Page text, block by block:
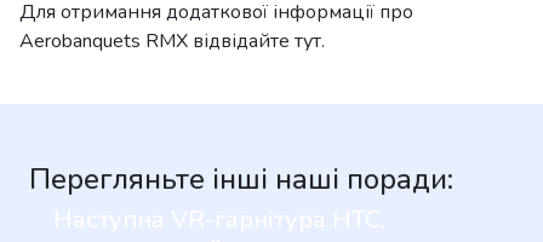
Для отримання додаткової інформації про
Aerobanquets RMX відвідайте тут.
Перегляньте інші наші поради: